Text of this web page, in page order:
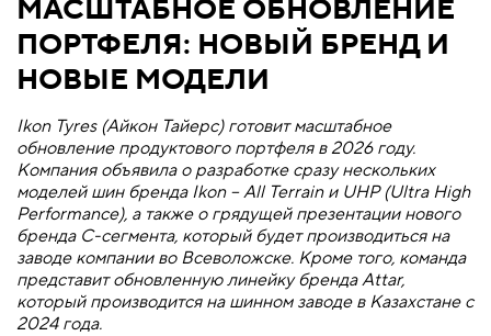
ПОКУПКА И АКЦИИ
МАСШТАБНОЕ ОБНОВЛЕНИЕ
ПОРТФЕЛЯ: НОВЫЙ БРЕНД И
НОВЫЕ МОДЕЛИ
Ikon Tyres (Айкон Тайерс) готовит масштабное
обновление продуктового портфеля в 2026 году.
Компания объявила о разработке сразу нескольких
моделей шин бренда Ikon – All Terrain и UHP (Ultra High
Performance), а также о грядущей презентации нового
бренда С-сегмента, который будет производиться на
заводе компании во Всеволожске. Кроме того, команда
представит обновленную линейку бренда Attar,
который производится на шинном заводе в Казахстане с
2024 года.